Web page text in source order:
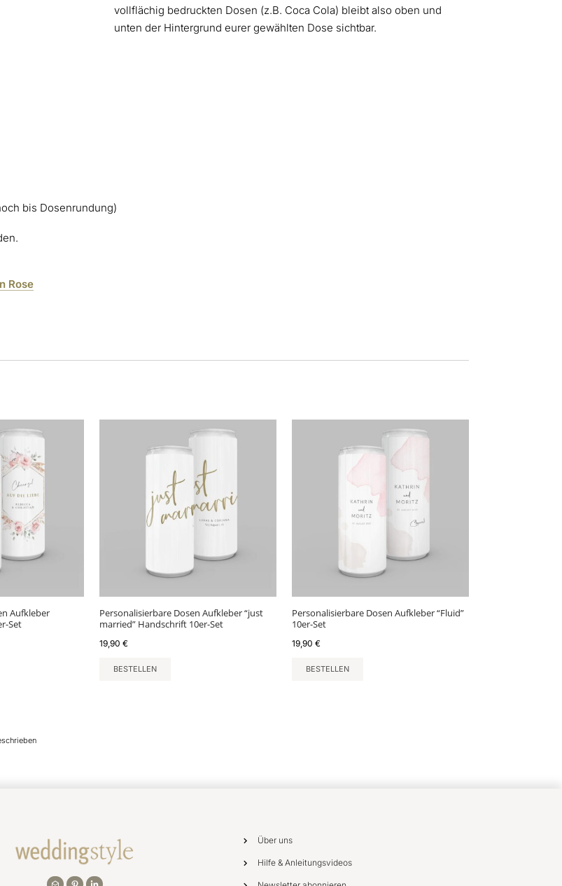
vollflächig bedruckten Dosen (z.B. Coca Cola) bleibt also oben und
unten der Hintergrund eurer gewählten Dose sichtbar.
bis Dosenrundung)
Rose
Aufkleber
Set
Personalisierbare Dosen Aufkleber “just
married” Handschrift 10er-Set
19,90 €
BESTELLEN
Personalisierbare Dosen Aufkleber “Fluid”
10er-Set
19,90 €
BESTELLEN
Über uns
Hilfe & Anleitungsvideos